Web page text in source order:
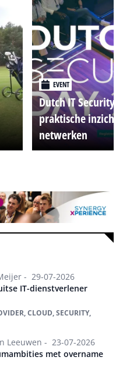
EVENT
Dutch IT Security
praktische
netwerken
- 29-07-2026
IT-dienstverlener
CLOUD, SECURITY,
Leeuwen - 23-07-2026
met overname